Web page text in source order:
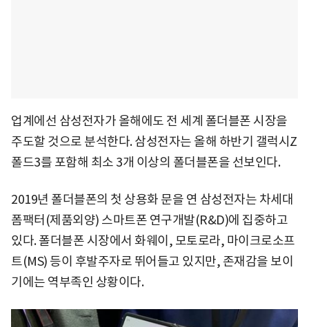
업계에선 삼성전자가 올해에도 전 세계 폴더블폰 시장을
주도할 것으로 분석한다. 삼성전자는 올해 하반기 갤럭시Z
폴드3를 포함해 최소 3개 이상의 폴더블폰을 선보인다.
2019년 폴더블폰의 첫 상용화 문을 연 삼성전자는 차세대
폼팩터(제품외양) 스마트폰 연구개발(R&D)에 집중하고
있다. 폴더블폰 시장에서 화웨이, 모토로라, 마이크로소프
트(MS) 등이 후발주자로 뛰어들고 있지만, 존재감을 보이
기에는 역부족인 상황이다.